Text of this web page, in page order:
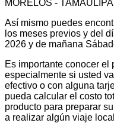
MORELOS -
Así mismo puedes
los meses previos y del
2026 y de mañana
Es importante conocer el
especialmente si usted
efectivo o con alguna
pueda calcular el costo
producto para preparar
a realizar algún viaje